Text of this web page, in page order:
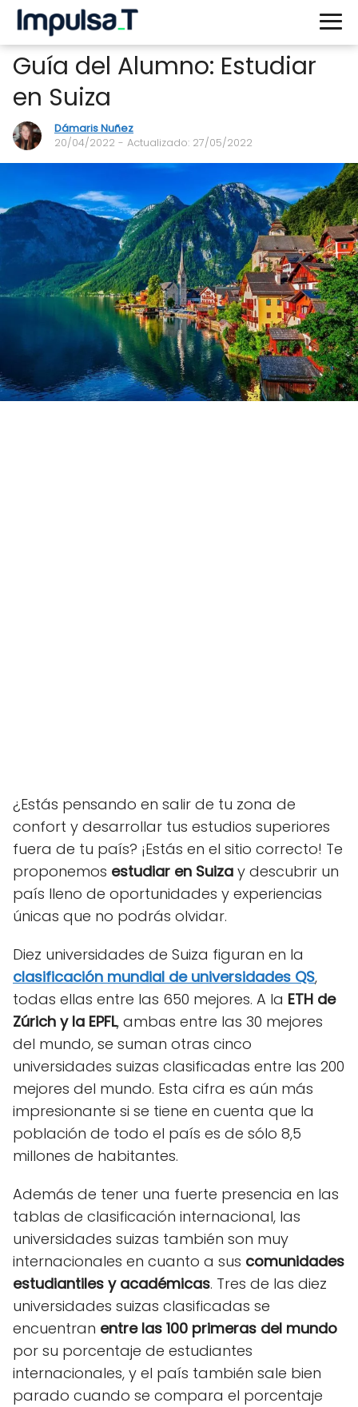
Guía del Alumno: Estudiar
en Suiza
Dámaris Nuñez
20/04/2022 - Actualizado: 27/05/2022
¿Estás pensando en salir de tu zona de
confort y desarrollar tus estudios superiores
fuera de tu país? ¡Estás en el sitio correcto! Te
proponemos estudiar en Suiza y descubrir un
país lleno de oportunidades y experiencias
únicas que no podrás olvidar.
Diez universidades de Suiza figuran en la
clasificación mundial de universidades QS,
todas ellas entre las 650 mejores. A la ETH de
Zúrich y la EPFL, ambas entre las 30 mejores
del mundo, se suman otras cinco
universidades suizas clasificadas entre las 200
mejores del mundo. Esta cifra es aún más
impresionante si se tiene en cuenta que la
población de todo el país es de sólo 8,5
millones de habitantes.
Además de tener una fuerte presencia en las
tablas de clasificación internacional, las
universidades suizas también son muy
internacionales en cuanto a sus comunidades
estudiantiles y académicas. Tres de las diez
universidades suizas clasificadas se
encuentran entre las 100 primeras del mundo
por su porcentaje de estudiantes
internacionales, y el país también sale bien
parado cuando se compara el porcentaje